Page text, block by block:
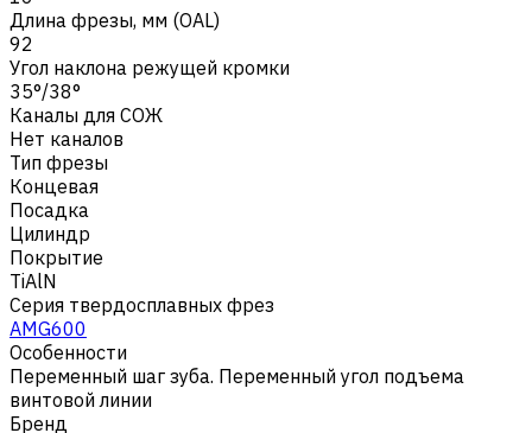
Длина фрезы, мм (OAL)
92
Угол наклона режущей кромки
35°/38°
Каналы для СОЖ
Нет каналов
Тип фрезы
Концевая
Посадка
Цилиндр
Покрытие
TiAlN
Серия твердосплавных фрез
AMG600
Особенности
Переменный шаг зуба. Переменный угол подъема
винтовой линии
Бренд